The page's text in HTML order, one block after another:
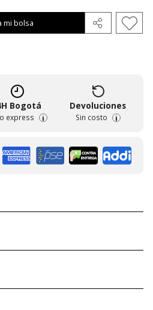
mi bolsa
Bogotá
express i
Devoluciones
Sin costo i